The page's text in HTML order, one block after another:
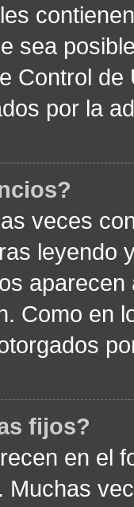
sea
Control
por la
veces
leyendo
Como en
fijos?
en el
Muchas